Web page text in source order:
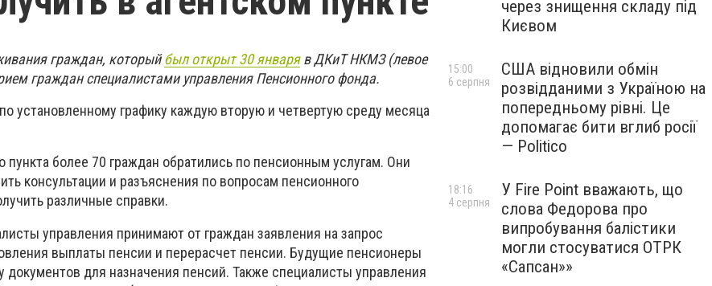
граждан, которыйбыл открыт 30 январяв ДКиТ НКМЗ (левое
граждан специалистами управления Пенсионного фонда.
установленному графику каждую вторую и четвертую среду месяца
пункта более 70 граждан обратились по пенсионным услугам. Они
консультации и разъяснения по вопросам пенсионного
различные справки.
управления принимают от граждан заявления на запрос
выплаты пенсии и перерасчет пенсии. Будущие пенсионеры
документов для назначения пенсий. Также специалисты управления
через знищення складу під
Києвом
США відновили обмін
розвідданими з Україною на
попередньому рівні. Це
допомагає бити вглиб росії
— Politico
15:00
6 серпня
У Fire Point вважають, що
слова Федорова про
випробування балістики
могли стосуватися ОТРК
«Сапсан»»
18:16
4 серпня